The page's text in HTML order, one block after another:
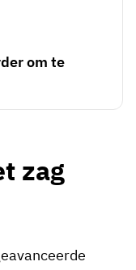
om te
zag